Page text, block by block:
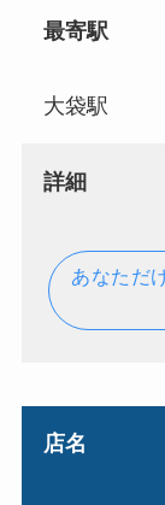
最寄駅
大袋駅
詳細
あなただ
店名